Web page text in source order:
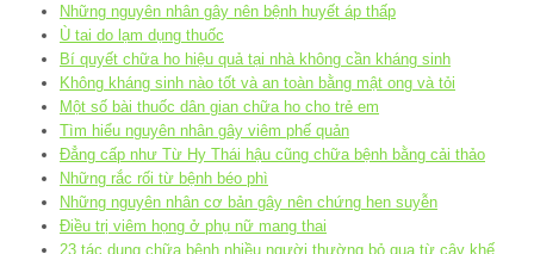
Những nguyên nhân gây nên bệnh huyết áp thấp
Ù tai do lạm dụng thuốc
Bí quyết chữa ho hiệu quả tại nhà không cần kháng sinh
Không kháng sinh nào tốt và an toàn bằng mật ong và tỏi
Một số bài thuốc dân gian chữa ho cho trẻ em
Tìm hiểu nguyên nhân gây viêm phế quản
Đẳng cấp như Từ Hy Thái hậu cũng chữa bệnh bằng cải thảo
Những rắc rối từ bệnh béo phì
Những nguyên nhân cơ bản gây nên chứng hen suyễn
Điều trị viêm họng ở phụ nữ mang thai
23 tác dụng chữa bệnh nhiều người thường bỏ qua từ cây khế